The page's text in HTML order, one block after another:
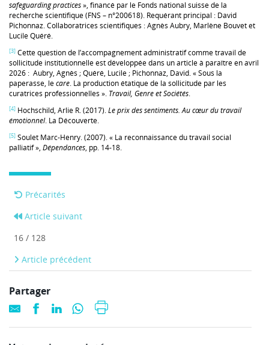
safeguarding practices», financé par le Fonds national suisse de la
recherche scientifique (FNS – n°200618). Requérant principal : David
Pichonnaz. Collaboratrices scientifiques : Agnès Aubry, Marlène Bouvet et
Lucile Quéré.
[3] Cette question de l’accompagnement administratif comme travail de
sollicitude institutionnelle est développée dans un article à paraître en avril
2026 : Aubry, Agnès ; Quéré, Lucile ; Pichonnaz, David. « Sous la
paperasse, lecare. La production étatique de la sollicitude par les
curatrices professionnelles ». Travail, Genre et Sociétés.
[4] Hochschild, Arlie R. (2017).Le prix des sentiments. Au cœur du travail
émotionnel. La Découverte.
[5] Soulet Marc-Henry. (2007). « La reconnaissance du travail social
palliatif », Dépendances, pp. 14-18.
Précarités
Article suivant
16 / 128
Article précédent
Partager